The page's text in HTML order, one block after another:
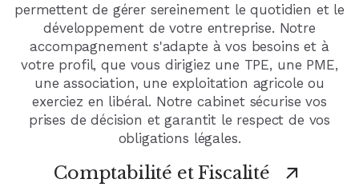
permettent de gérer sereinement le quotidien et le
développement de votre entreprise. Notre
accompagnement s'adapte à vos besoins et à
votre profil, que vous dirigiez une TPE, une PME,
une association, une exploitation agricole ou
exerciez en libéral. Notre cabinet sécurise vos
prises de décision et garantit le respect de vos
obligations légales.
Comptabilité et Fiscalité